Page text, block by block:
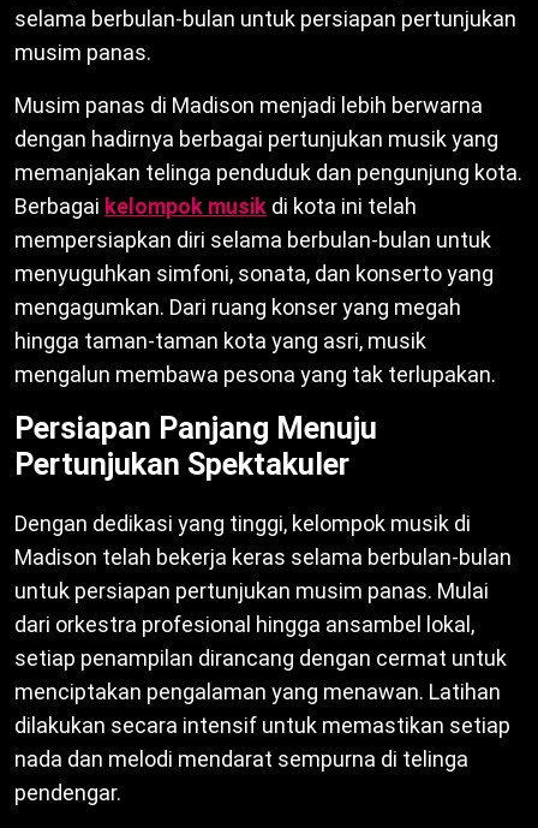
selama berbulan-bulan untuk persiapan pertunjukan
musim panas.
Musim panas di Madison menjadi lebih berwarna
dengan hadirnya berbagai pertunjukan musik yang
memanjakan telinga penduduk dan pengunjung kota.
Berbagai kelompok musik di kota ini telah
mempersiapkan diri selama berbulan-bulan untuk
menyuguhkan simfoni, sonata, dan konserto yang
mengagumkan. Dari ruang konser yang megah
hingga taman-taman kota yang asri, musik
mengalun membawa pesona yang tak terlupakan.
Persiapan Panjang Menuju
Pertunjukan Spektakuler
Dengan dedikasi yang tinggi, kelompok musik di
Madison telah bekerja keras selama berbulan-bulan
untuk persiapan pertunjukan musim panas. Mulai
dari orkestra profesional hingga ansambel lokal,
setiap penampilan dirancang dengan cermat untuk
menciptakan pengalaman yang menawan. Latihan
dilakukan secara intensif untuk memastikan setiap
nada dan melodi mendarat sempurna di telinga
pendengar.